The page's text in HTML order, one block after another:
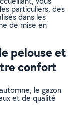
particuliers, des
dans les
de mise en
pelouse et
confort
le gazon
et de qualité